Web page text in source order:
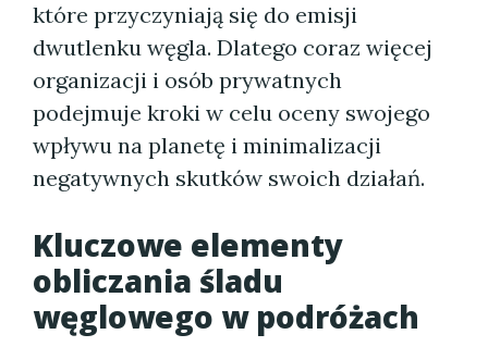
które przyczyniają się do emisji
dwutlenku węgla. Dlatego coraz więcej
organizacji i osób prywatnych
podejmuje kroki w celu oceny swojego
wpływu na planetę i minimalizacji
negatywnych skutków swoich działań.
Kluczowe elementy
obliczania śladu
węglowego w podróżach